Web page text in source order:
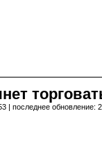
| последнее обновление: